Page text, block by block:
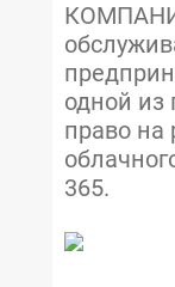
одной из
право на
365.